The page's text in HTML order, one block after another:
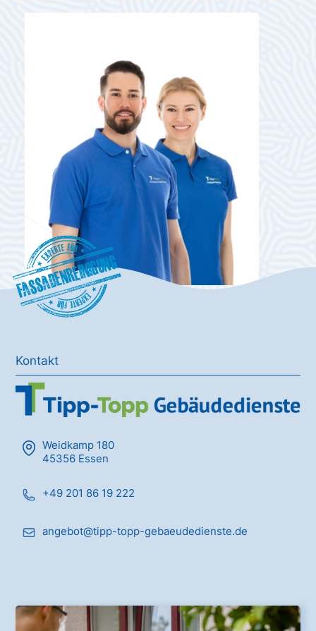
Fassadenreinigung
Kontakt
Weidkamp 180
45356 Essen
+49 201 86 19 222
angebot@tipp-topp-gebaeudedienste.de